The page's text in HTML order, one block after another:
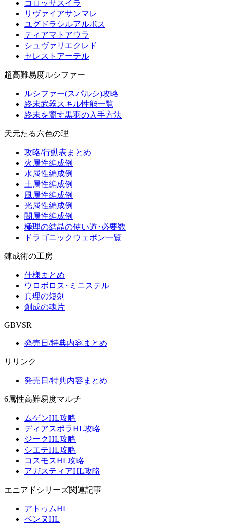
コロッサスイラ
リヴァイアサンマレ
ユグドラシルアルボス
ティアマトアウラ
シュヴァリエクレド
セレストアーテル
超高難易度ルシファー
ルシファー(スパルシ)攻略
終末武器スキル性能一覧
終末を齎す黒羽の入手方法
天元たる六色の理
攻略/行動表まとめ
火属性編成例
水属性編成例
土属性編成例
風属性編成例
光属性編成例
闇属性編成例
極理の結晶の使い道･必要数
ドラゴニックウェポン一覧
錬成術の工房
仕様まとめ
ウロボロス･ミニステル
真理の短剣
創成の魂片
GBVSR
発売日/特典内容まとめ
リリンク
発売日/特典内容まとめ
6属性高難易度マルチ
ムゲンHL攻略
ディアスポラHL攻略
ジークHL攻略
シエテHL攻略
コスモスHL攻略
アガスティアHL攻略
エニアドシリーズ関連記事
アトゥムHL
ベンヌHL